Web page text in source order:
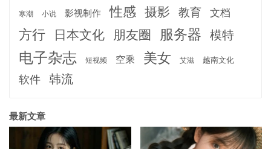
寒潮 小说 影视制作 性感 摄影 教育 文档
方行 日本文化 朋友圈 服务器 模特
电子杂志 短视频 空乘 美女 艾滋 越南文化
软件 韩流
最新文章